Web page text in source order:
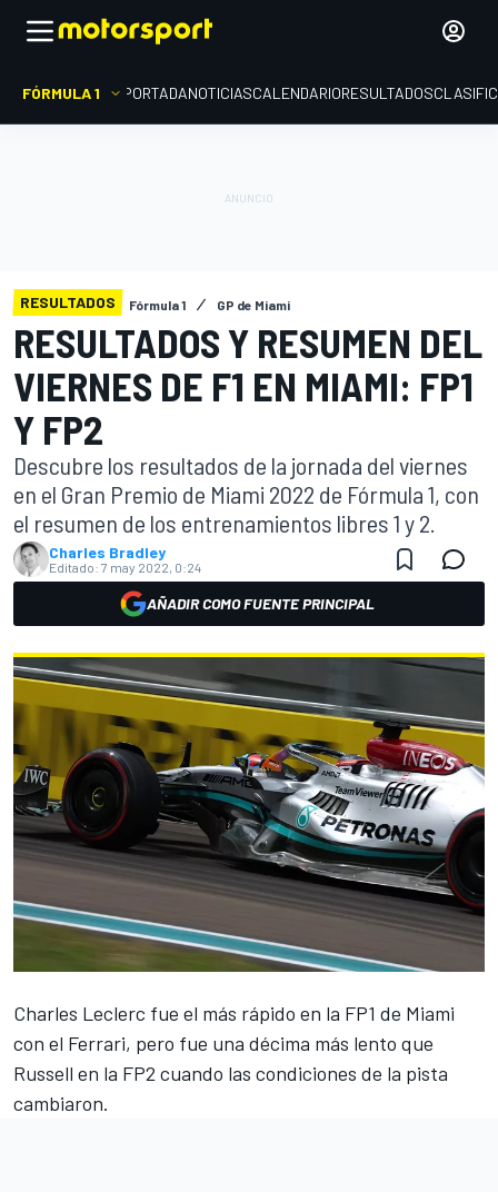
FÓRMULA 1 PORTADANOTICIASCALENDARIORESULTADOS
RESULTADOS Fórmula 1 GP de Miami
RESULTADOS Y RESUMEN DEL
VIERNES DE F1 EN MIAMI: FP1
Y FP2
Descubre los resultados de la jornada del viernes
en el Gran Premio de Miami 2022 de Fórmula 1, con
el resumen de los entrenamientos libres 1 y 2.
Charles Bradley
Editado: 7 may 2022, 0:24
AÑADIR COMO FUENTE PRINCIPAL
Charles Leclerc fue el más rápido en la FP1 de Miami
con el Ferrari, pero fue una décima más lento que
Russell en la FP2 cuando las condiciones de la pista
cambiaron.